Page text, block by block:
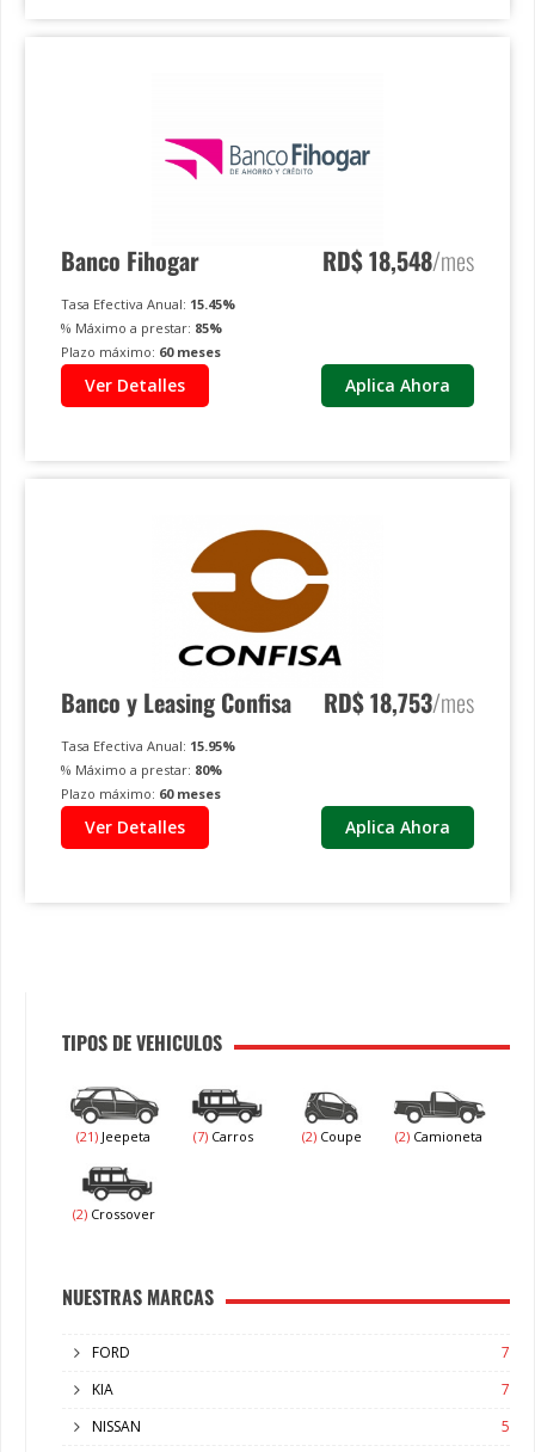
Banco Fihogar RD$18,548/mes
Tasa Efectiva Anual: 15.45%
% Máximo a prestar: 85%
Plazo máximo: 60meses
Ver Detalles Aplica Ahora
Banco y Leasing Confisa RD$18,753/mes
Tasa Efectiva Anual: 15.95%
% Máximo a prestar: 80%
Plazo máximo: 60meses
Ver Detalles Aplica Ahora
TIPOS DE VEHICULOS
(21) Jeepeta (7)Carros (2) Coupe (2)Camioneta
(2)Crossover
NUESTRAS MARCAS
FORD
7
KIA
7
NISSAN
5